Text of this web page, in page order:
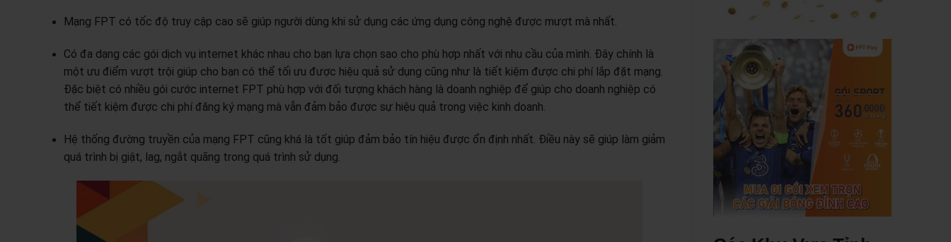
Mạng FPT có tốc độ truy cập cao sẽ giúp người dùng khi sử dụng các ứng dụng công nghệ được mượt mà nhất.
Có đa dạng các gói dịch vụ internet khác nhau cho bạn lựa chọn sao cho phù hợp nhất với nhu cầu của mình. Đây chính là
một ưu điểm vượt trội giúp cho bạn có thể tối ưu được hiệu quả sử dụng cũng như là tiết kiệm được chi phí lắp đặt mạng.
Đặc biệt có nhiều gói cước internet FPT phù hợp với đối tượng khách hàng là doanh nghiệp để giúp cho doanh nghiệp có
thể tiết kiệm được chi phí đăng ký mạng mà vẫn đảm bảo được sự hiệu quả trong việc kinh doanh.
Hệ thống đường truyền của mạng FPT cũng khá là tốt giúp đảm bảo tín hiệu được ổn định nhất. Điều này sẽ giúp làm giảm
quá trình bị giật, lag, ngắt quãng trong quá trình sử dụng.